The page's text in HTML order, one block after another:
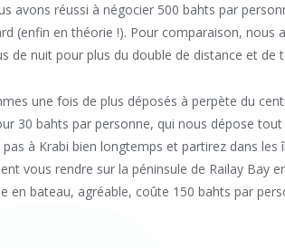
avons réussi à négocier 500 bahts par
(enfin en théorie !). Pour comparaison, nous
de nuit pour plus du double de distance et de
une fois de plus déposés à perpète du
30 bahts par personne, qui nous dépose
à Krabi bien longtemps et partirez dans
vous rendre sur la péninsule de Railay Bay
en bateau, agréable, coûte 150 bahts par